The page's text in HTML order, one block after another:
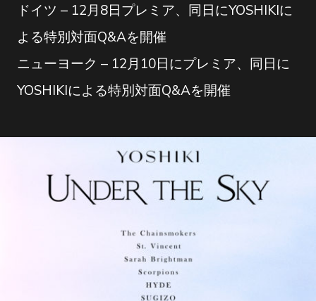
ドイツ – 12月8日プレミア、同日にYOSHIKIに
よる特別対面Q&Aを開催
ニューヨーク – 12月10日にプレミア、同日に
YOSHIKIによる特別対面Q&Aを開催